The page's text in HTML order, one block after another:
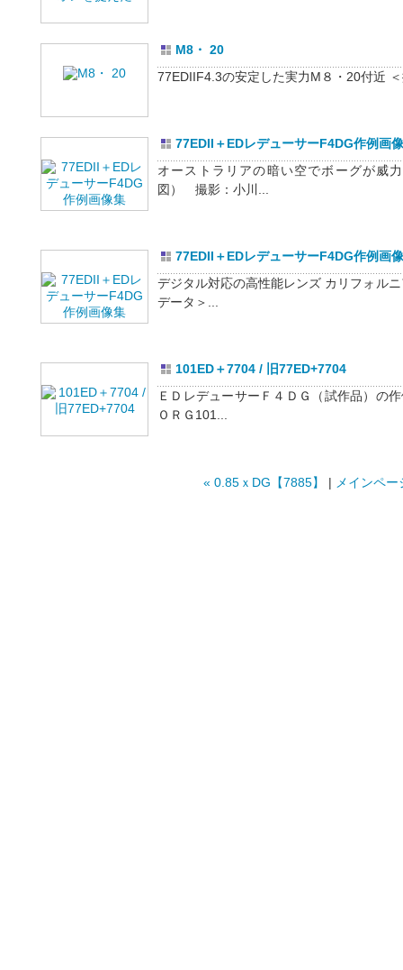
M8・ 20
77EDIIF4.3の安定した実力M８・20付近
77EDII＋EDレデューサーF4DG作例画
オーストラリアの暗い空でボーグが威
図） 撮影：小川...
77EDII＋EDレデューサーF4DG作例画
デジタル対応の高性能レンズ カリフォル
データ＞...
101ED＋7704 / 旧77ED+7704
ＥＤレデューサーＦ４ＤＧ（試作品）の
ＯＲＧ101...
« 0.85ｘDG【7885】 | メインペー